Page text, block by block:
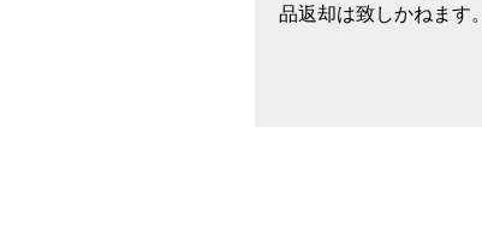
品返却は致しかねます。